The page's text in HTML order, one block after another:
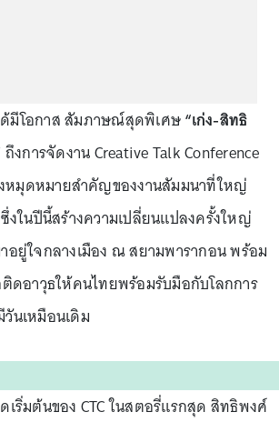
มีโอกาส สัมภาษณ์สุดพิเศษ“เก่ง-สิทธิ
ถึงการจัดงาน Creative Talk Conference
งหมุดหมายสำคัญของงานสัมมนาที่ใหญ่
งในปีนี้สร้างความเปลี่ยนแปลงครั้งใหญ่
อยู่ใจกลางเมือง ณ สยามพารากอน พร้อม
ดอาวุธให้คนไทยพร้อมรับมือกับโลกการ
นเหมือนเดิม
ริ่มต้นของ CTC ในสตอรี่แรกสุด สิทธิพงศ์